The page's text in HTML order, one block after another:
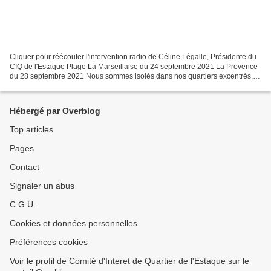
Cliquer pour réécouter l'intervention radio de Céline Légalle, Présidente du
CIQ de l'Estaque Plage La Marseillaise du 24 septembre 2021 La Provence
du 28 septembre 2021 Nous sommes isolés dans nos quartiers excentrés,
Hébergé par Overblog
Top articles
Pages
Contact
Signaler un abus
C.G.U.
Cookies et données personnelles
Préférences cookies
Voir le profil de Comité d'Interet de Quartier de l'Estaque sur le